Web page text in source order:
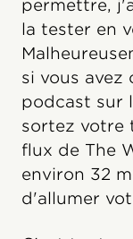
permettre,
la tester en
si vous
podcast sur
sortez votre
flux de The
environ 32
d'allumer